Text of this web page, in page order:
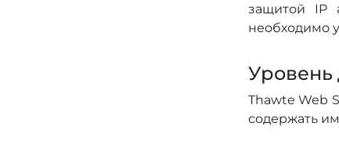
защитой IP
необходимо
Thawte Web
содержать